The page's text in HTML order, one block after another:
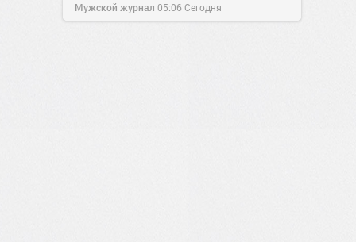
Мужской журнал 05:06Сегодня